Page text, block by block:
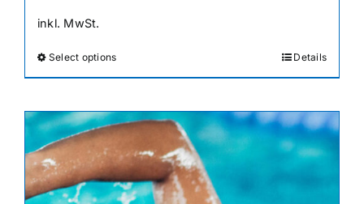
inkl. MwSt.
Select optionsDieses
Produkt
mehrere
Varianten
auf.
Die
Details